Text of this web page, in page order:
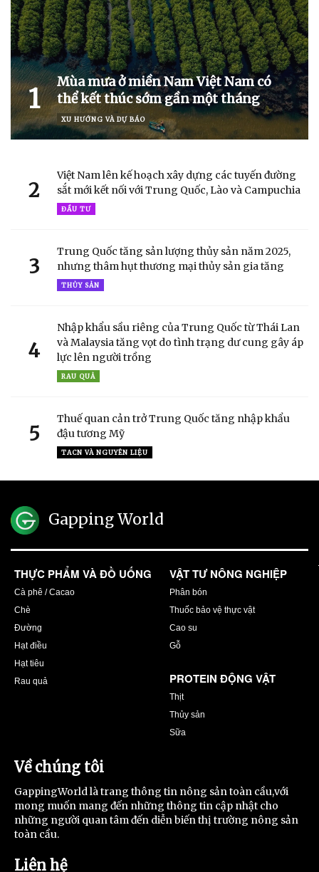
1
Mùa mưa ở miền Nam Việt Nam có
thể kết thúc sớm gần một tháng
XU HƯỚNG VÀ DỰ BÁO
2
Việt Nam lên kế hoạch xây dựng các tuyến đường
sắt mới kết nối với Trung Quốc, Lào và Campuchia
ĐẦU TƯ
3
Trung Quốc tăng sản lượng thủy sản năm 2025,
nhưng thâm hụt thương mại thủy sản gia tăng
THỦY SẢN
4
Nhập khẩu sầu riêng của Trung Quốc từ Thái Lan
và Malaysia tăng vọt do tình trạng dư cung gây áp
lực lên người trồng
RAU QUẢ
5
Thuế quan cản trở Trung Quốc tăng nhập khẩu
đậu tương Mỹ
TACN VÀ NGUYÊN LIỆU
Gapping World
THỰC PHẨM VÀ ĐỒ UỐNG
Cà phê / Cacao
Chè
Đường
Hạt điều
Hạt tiêu
Rau quả
VẬT TƯ NÔNG NGHIỆP
Phân bón
Thuốc bảo vệ thực vật
Cao su
Gỗ
PROTEIN ĐỘNG VẬT
Thịt
Thủy sản
Sữa
Về chúng tôi
GappingWorld là trang thông tin nông sản toàn cầu,với
mong muốn mang đến những thông tin cập nhật cho
những người quan tâm đến diễn biến thị trường nông sản
toàn cầu.
Liên hệ